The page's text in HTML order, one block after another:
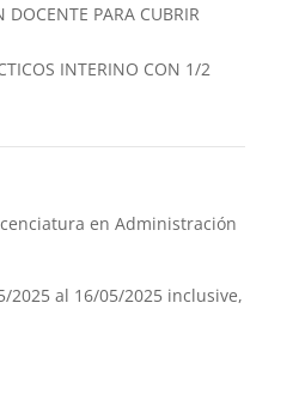
DOCENTE PARA CUBRIR
INTERINO CON 1/2
en Administración
2025 al 16/05/2025 inclusive,